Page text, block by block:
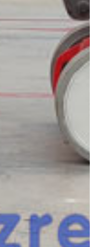
el siguiente botón o ponte
más personal.
tu solicitud
en contacto